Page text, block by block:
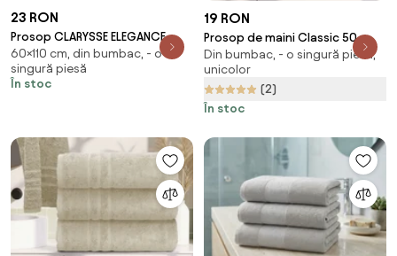
23 RON
Prosop CLARYSSE ELEGANCE
60x110 cm albastru deschis,
100% bumbac
60×110 cm, din bumbac, - o
singură piesă
În stoc
19 RON
Prosop de maini Classic 50 x
100 cm crem, 100% bumbac
Din bumbac, - o singură piesă,
unicolor
(2)
În stoc